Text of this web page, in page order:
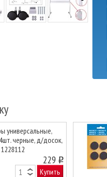
универсальные,
черные, д/досок,
229 o
Купить